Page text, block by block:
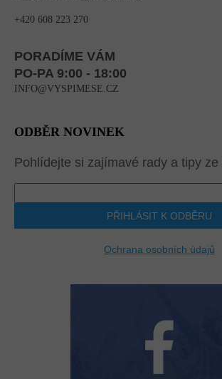
+420 608 223 270
PORADÍME VÁM
PO-PA 9:00 - 18:00
INFO@VYSPIMESE.CZ
ODBĚR NOVINEK
Pohlídejte si zajímavé rady a tipy ze
PŘIHLÁSIT K ODBĚRU
Ochrana osobních údajů